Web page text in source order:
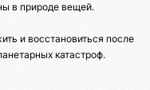
в природе вещей.
и восстановиться после
катастроф.